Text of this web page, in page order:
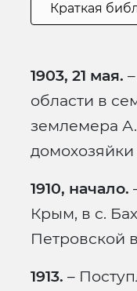
Краткая
1903, 21 мая.
области в
землемера
1910, начало.
Крым, в с.
Петровской
1913. –